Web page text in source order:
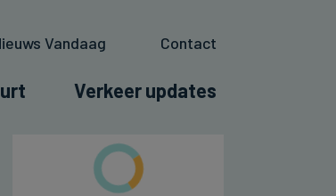
Vandaag Contact
Verkeer updates